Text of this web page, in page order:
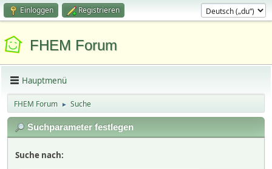
Einloggen Registrieren
FHEM Forum
Hauptmenü
FHEM Forum ► Suche
Suchparameter festlegen
Suche nach: